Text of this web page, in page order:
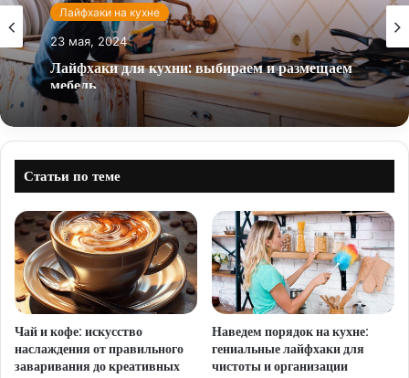
Лайфхаки на кухне
23 мая, 2024
Лайфхаки для кухни: выбираем и размещаем
мебель
Статьи по теме
Чай и кофе: искусство
наслаждения от правильного
заваривания до креативных
Наведем порядок на кухне:
гениальные лайфхаки для
чистоты и организации